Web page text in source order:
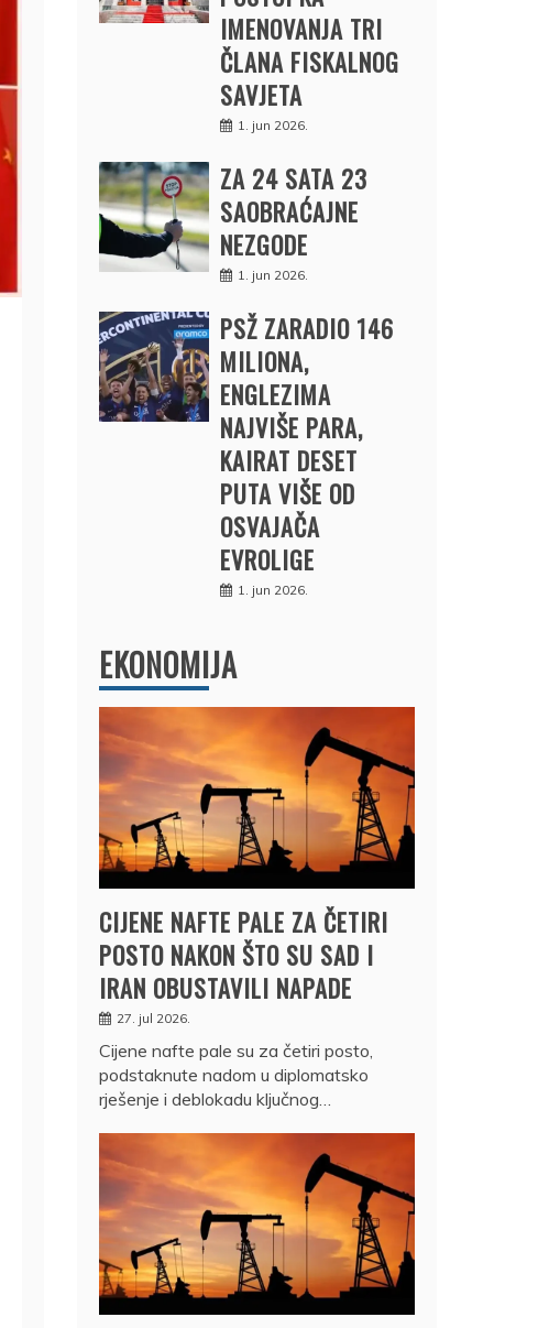
IMENOVANJA TRI
ČLANA FISKALNOG
SAVJETA
1. jun 2026.
ZA 24 SATA 23
SAOBRAĆAJNE
NEZGODE
1. jun 2026.
PSŽ ZARADIO 146
MILIONA,
ENGLEZIMA
NAJVIŠE PARA,
KAIRAT DESET
PUTA VIŠE OD
OSVAJAČA
EVROLIGE
1. jun 2026.
EKONOMIJA
CIJENE NAFTE PALE ZA ČETIRI
POSTO NAKON ŠTO SU SAD I
IRAN OBUSTAVILI NAPADE
27. jul 2026.
Cijene nafte pale su za četiri posto,
podstaknute nadom u diplomatsko
rješenje i deblokadu ključnog…